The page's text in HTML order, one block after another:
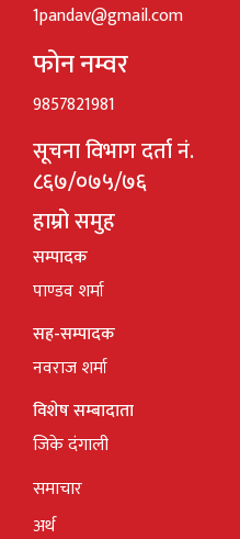
1pandav@gmail.com
फोन नम्वर
9857821981
सूचना विभाग दर्ता नं.
८६७/०७५/७६
हाम्रो समुह
सम्पादक
पाण्डव शर्मा
सह-सम्पादक
नवराज शर्मा
विशेष सम्बादाता
जिके दंगाली
समाचार
अर्थ